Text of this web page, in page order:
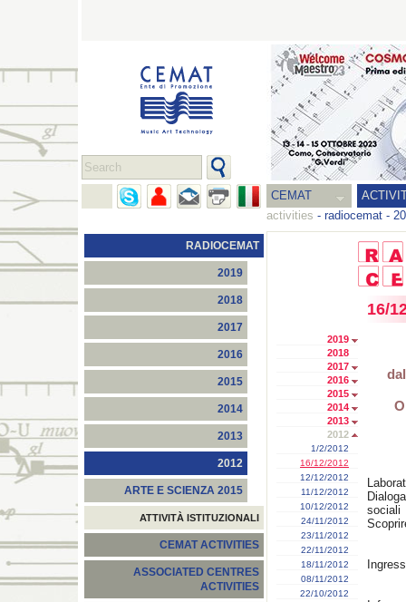
CEMAT
activities - radiocemat -
RADIOCEMAT
2019
2018
2017
2016
2015
2014
2013
2012
ARTE E SCIENZA 2015
ATTIVITÀ ISTITUZIONALI
CEMAT ACTIVITIES
ASSOCIATED CENTRES
ACTIVITIES
2019
2018
2017
2016
2015
2014
2013
2012
1/2/2012
16/12/2012
12/12/2012
11/12/2012
10/12/2012
24/11/2012
23/11/2012
22/11/2012
18/11/2012
08/11/2012
22/10/2012
16/
sociali